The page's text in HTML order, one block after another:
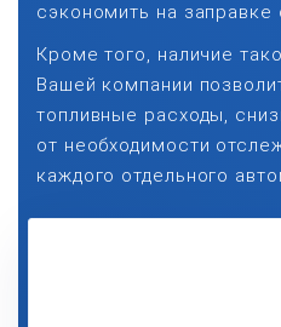
сэкономить на заправке
Кроме того, наличие
Вашей компании
топливные расходы,
от необходимости
каждого отдельного